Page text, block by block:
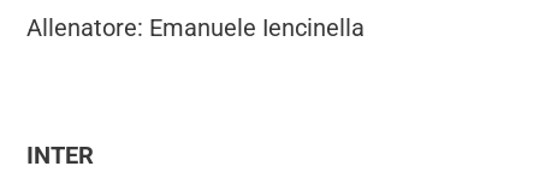
Allenatore: Emanuele Iencinella
INTER